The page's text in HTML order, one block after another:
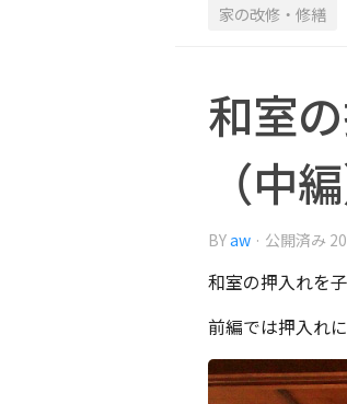
家の改修・修繕
和室
（中編
BYaw · 公開済み
和室の押入れを
前編では押入れ